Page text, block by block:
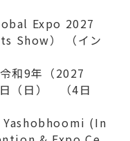
Expo 2027
Show） （イン
（2027
（日） （4日
(In